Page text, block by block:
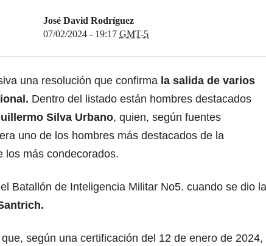
José David Rodríguez
07/02/2024 - 19:17 GMT-5
una resolución que confirma la salida de varios
Dentro del listado están hombres destacados
Silva Urbano, quien, según fuentes
uno de los hombres más destacados de la
los más condecorados.
Batallón de Inteligencia Militar No5. cuando se dio la
según una certificación del 12 de enero de 2024,